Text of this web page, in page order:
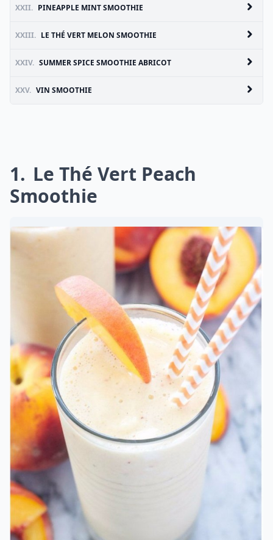
XXII. PINEAPPLE MINT SMOOTHIE
XXIII. LE THÉ VERT MELON SMOOTHIE
XXIV. SUMMER SPICE SMOOTHIE ABRICOT
XXV. VIN SMOOTHIE
1
Le Thé Vert Peach
Smoothie